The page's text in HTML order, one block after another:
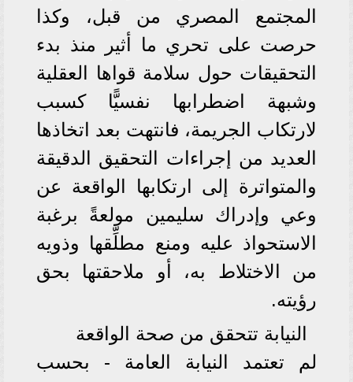
المجتمع المصري من قبل، وكذا
حرصت على تحري ما أثير منذ بدء
التحقيقات حول سلامة قواها العقلية
وشبهة اضطرابها نفسيًّا كسبب
لارتكاب الجريمة، فانتهت بعد اتخاذها
العديد من إجراءات التحقيق الدقيقة
والمتواترة إلى ارتكابها الواقعة عن
وعي وإدراك سليمين مولعةً برغبة
الاستحواذ عليه ومنع مطلِّقها وذويه
من الاختلاط به، أو ملاحقتها بحق
رؤيته.
النيابة تتحقق من صحة الواقعة
لم تعتمد النيابة العامة - بحسب